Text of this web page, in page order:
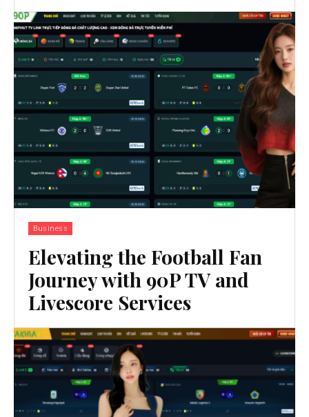
Business
Elevating the Football Fan
Journey with 90P TV and
Livescore Services